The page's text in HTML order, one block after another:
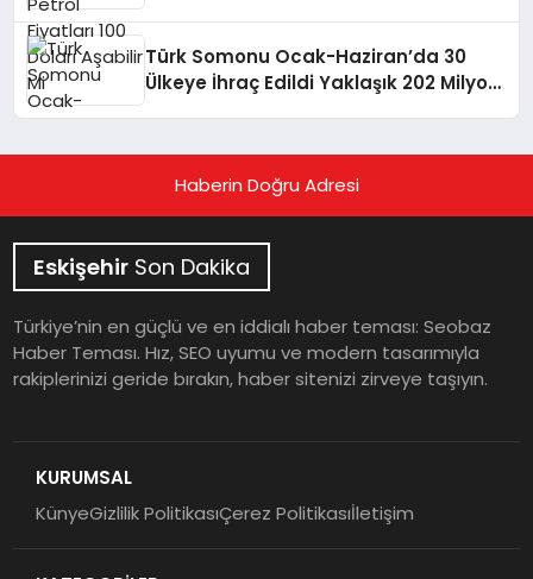
Türk Somonu Ocak-Haziran’da 30
Ülkeye İhraç Edildi Yaklaşık 202 Milyon
Haberin Doğru Adresi
Eskişehir Son Dakika
Türkiye’nin en güçlü ve en iddialı haber teması: Seobaz
Haber Teması. Hız, SEO uyumu ve modern tasarımıyla
rakiplerinizi geride bırakın, haber sitenizi zirveye taşıyın.
KURUMSAL
KünyeGizlilik PolitikasıÇerez Politikasıİletişim